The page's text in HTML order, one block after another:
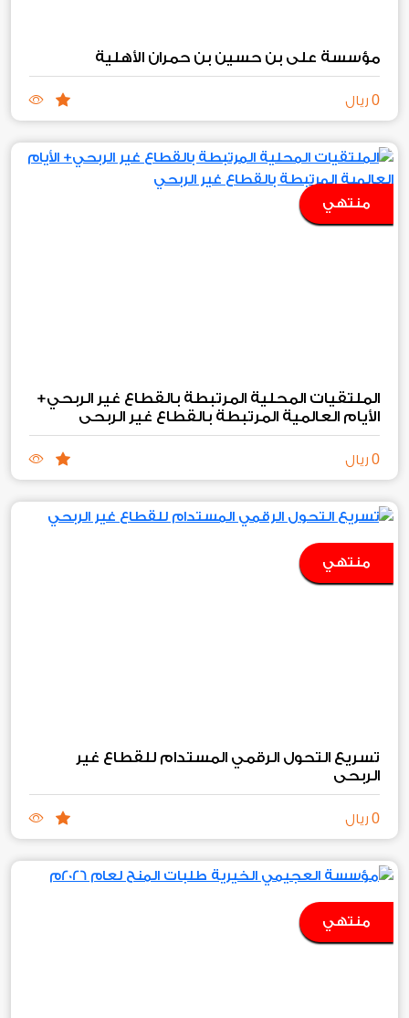
مؤسسة علي بن حسين بن حمران الأهلية
0 ريال
منتهي
الملتقيات المحلية المرتبطة بالقطاع غير الربحي+
الأيام العالمية المرتبطة بالقطاع غير الربحي
0 ريال
منتهي
تسريع التحول الرقمي المستدام للقطاع غير
الربحي
0 ريال
منتهي